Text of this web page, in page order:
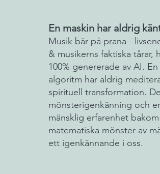
En maskin har aldrig
Musik bär på prana -
& musikerns faktiska
100% genererade av AI.
algoritm har aldrig
spirituell transformation.
mönsterigenkänning och
mänsklig erfarenhet
matematiska mönster av
ett igenkännande i oss.